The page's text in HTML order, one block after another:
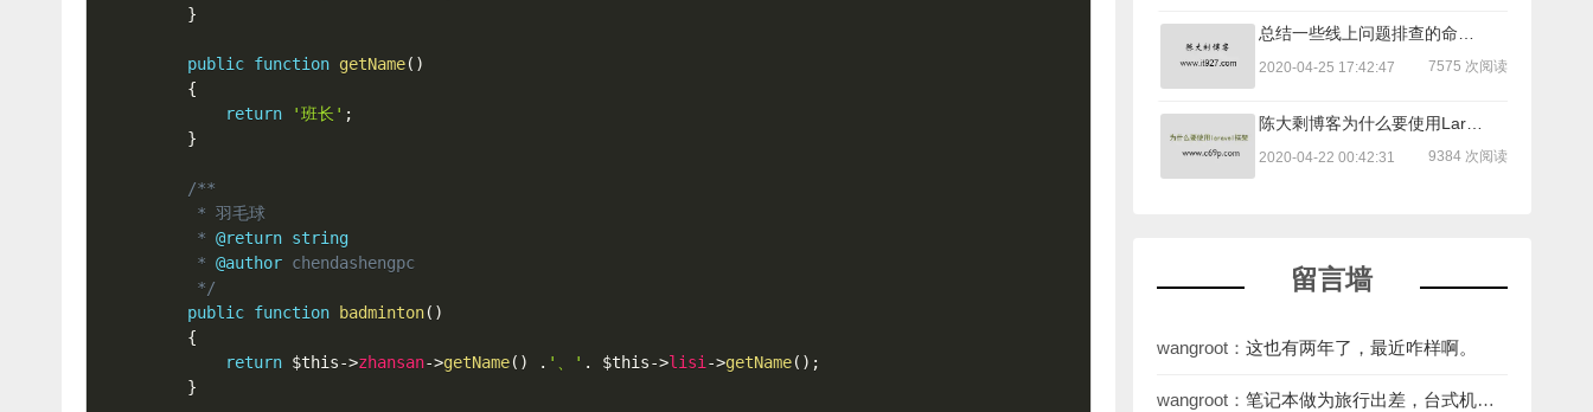
}
public function getName( )
{
return
'班长' ;
}
/**
     *
@return string
     *
@author chendashengpc
     */
public function badminton( )
{
return $this->zhansan->getName( ) . '、' . $this->lisi ->getName( ) ;
}
2020-04-25 17:42:47 7575 次阅读
2020-04-22 00:42:31 9384 次阅读
留言墙
wangroot： 这也有两年了，最近咋样啊。
wangroot： 笔记本做为旅行出差，台式机做